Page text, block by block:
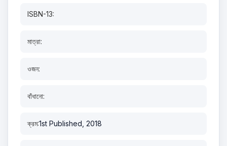
ISBN-13:
মাত্রা:
ওজন:
বাঁধানো:
ক্রম:1st Published, 2018